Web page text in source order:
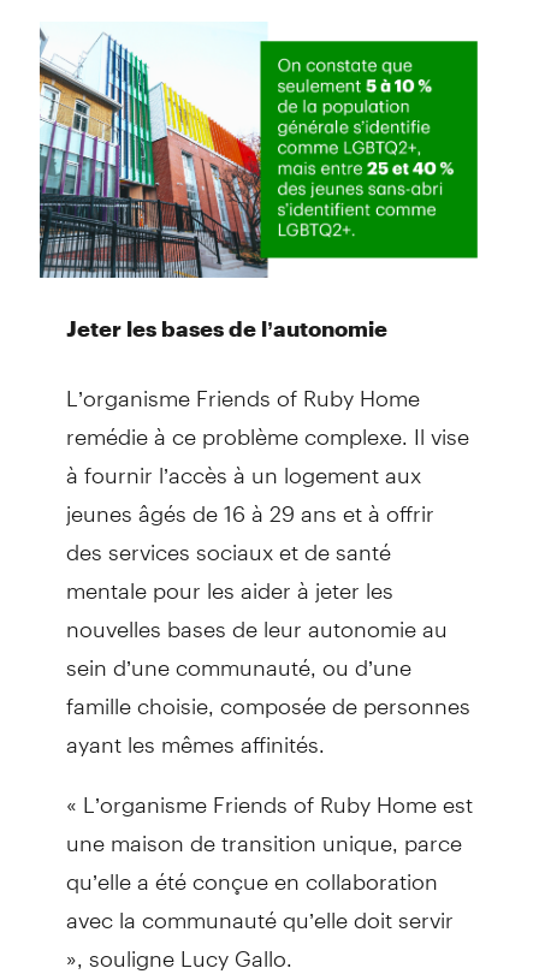
Jeter les bases de l’autonomie
L’organisme Friends of Ruby Home
remédie à ce problème complexe. Il vise
à fournir l’accès à un logement aux
jeunes âgés de 16 à 29 ans et à offrir
des services sociaux et de santé
mentale pour les aider à jeter les
nouvelles bases de leur autonomie au
sein d’une communauté, ou d’une
famille choisie, composée de personnes
ayant les mêmes affinités.
« L’organisme Friends of Ruby Home est
une maison de transition unique, parce
qu’elle a été conçue en collaboration
avec la communauté qu’elle doit servir
», souligne Lucy Gallo.